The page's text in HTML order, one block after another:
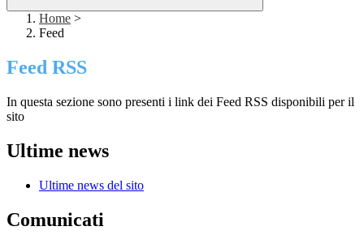
Home >
Feed
Feed RSS
In questa sezione sono presenti i link dei Feed RSS disponibili per il
sito
Ultime news
Ultime news del sito
Comunicati